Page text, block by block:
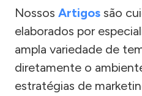
Nossos Artigos são
elaborados por
ampla variedade de
diretamente o
estratégias de